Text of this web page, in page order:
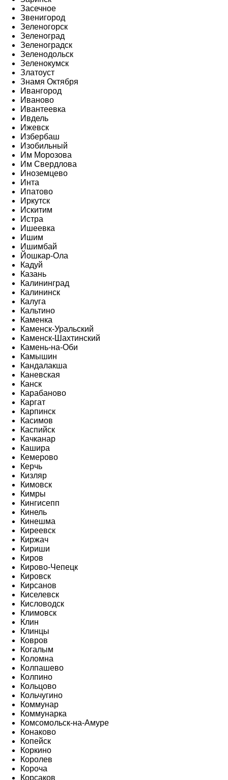
Засечное
Звенигород
Зеленогорск
Зеленоград
Зеленоградск
Зеленодольск
Зеленокумск
Златоуст
Знамя Октября
Ивангород
Иваново
Ивантеевка
Ивдель
Ижевск
Избербаш
Изобильный
Им Морозова
Им Свердлова
Иноземцево
Инта
Ипатово
Иркутск
Искитим
Истра
Ишеевка
Ишим
Ишимбай
Йошкар-Ола
Кадуй
Казань
Калининград
Калининск
Калуга
Кальтино
Каменка
Каменск-Уральский
Каменск-Шахтинский
Камень-на-Оби
Камышин
Кандалакша
Каневская
Канск
Карабаново
Каргат
Карпинск
Касимов
Каспийск
Качканар
Кашира
Кемерово
Керчь
Кизляр
Кимовск
Кимры
Кингисепп
Кинель
Кинешма
Киреевск
Киржач
Кириши
Киров
Кирово-Чепецк
Кировск
Кирсанов
Киселевск
Кисловодск
Климовск
Клин
Клинцы
Ковров
Когалым
Коломна
Колпашево
Колпино
Кольцово
Кольчугино
Коммунар
Коммунарка
Комсомольск-на-Амуре
Конаково
Копейск
Коркино
Королев
Короча
Корсаков